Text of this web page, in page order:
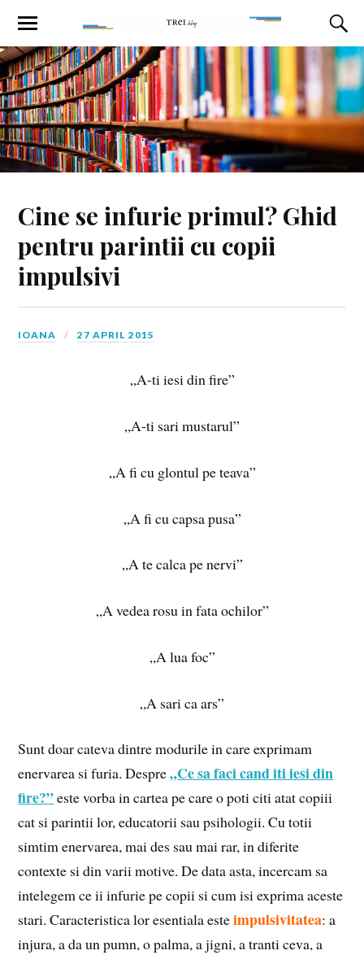
Cine se infurie primul? Ghid
pentru parintii cu copii
impulsivi
IOANA 27 APRIL 2015
„A-ti iesi din fire”
„A-ti sari mustarul”
„A fi cu glontul pe teava”
„A fi cu capsa pusa”
„A te calca pe nervi”
„A vedea rosu in fata ochilor”
„A lua foc”
„A sari ca ars”
Sunt doar cateva dintre modurile in care exprimam
enervarea si furia. Despre„Ce sa faci cand iti iesi din
fire?”este vorba in cartea pe care o poti citi atat copiii
cat si parintii lor, educatorii sau psihologii. Cu totii
simtim enervarea, mai des sau mai rar, in diferite
contexte si din varii motive. De data asta, incercam sa
intelegem ce ii infurie pe copii si cum isi exprima aceste
stari. Caracteristica lor esentiala esteimpulsivitatea: a
injura, a da un pumn, o palma, a jigni, a tranti ceva, a